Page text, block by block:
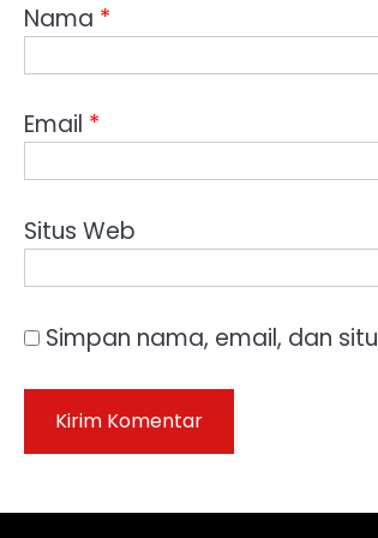
Nama *
Email *
Situs Web
Simpan nama, email, dan